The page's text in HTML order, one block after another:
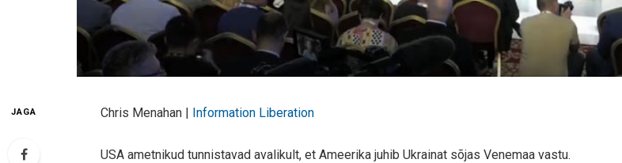
JAGA Chris Menahan | Information Liberation
USA ametnikud tunnistavad avalikult, et Ameerika juhib Ukrainat sõjas Venemaa vastu.